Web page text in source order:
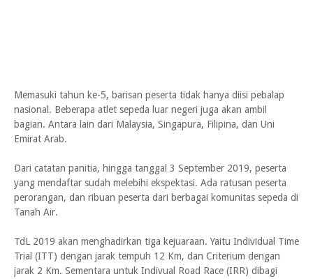
Memasuki tahun ke-5, barisan peserta tidak hanya diisi pebalap
nasional. Beberapa atlet sepeda luar negeri juga akan ambil
bagian. Antara lain dari Malaysia, Singapura, Filipina, dan Uni
Emirat Arab.
Dari catatan panitia, hingga tanggal 3 September 2019, peserta
yang mendaftar sudah melebihi ekspektasi. Ada ratusan peserta
perorangan, dan ribuan peserta dari berbagai komunitas sepeda di
Tanah Air.
TdL 2019 akan menghadirkan tiga kejuaraan. Yaitu Individual Time
Trial (ITT) dengan jarak tempuh 12 Km, dan Criterium dengan
jarak 2 Km. Sementara untuk Indivual Road Race (IRR) dibagi